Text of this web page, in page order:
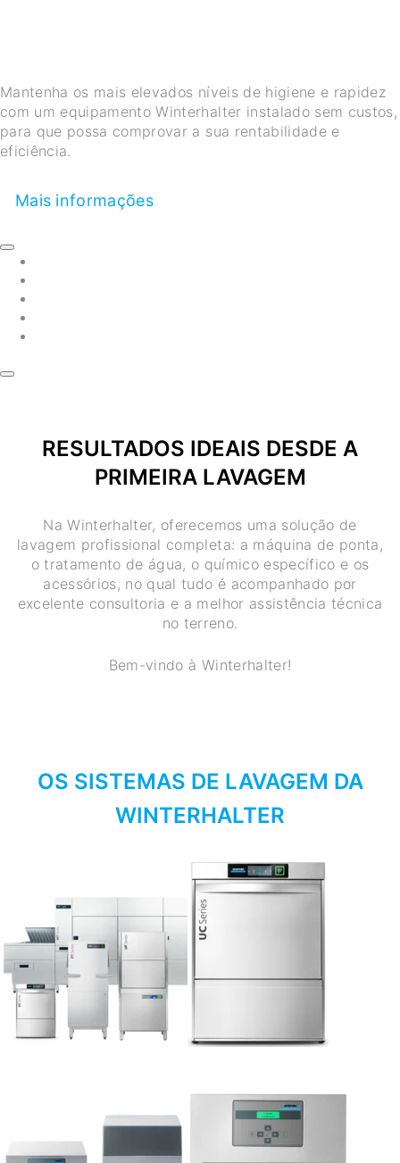
Mantenha os mais elevados níveis de higiene e rapidez
com um equipamento Winterhalter instalado sem custos,
para que possa comprovar a sua rentabilidade e
eficiência.
Mais informações
RESULTADOS IDEAIS DESDE A
PRIMEIRA LAVAGEM
Na Winterhalter, oferecemos uma solução de
lavagem profissional completa: a máquina de ponta,
o tratamento de água, o químico específico e os
acessórios, no qual tudo é acompanhado por
excelente consultoria e a melhor assistência técnica
no terreno.
Bem-vindo à Winterhalter!
OS SISTEMAS DE LAVAGEM DA
WINTERHALTER